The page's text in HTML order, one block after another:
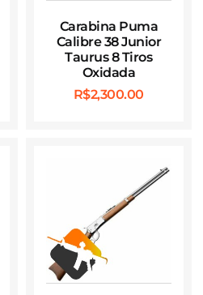
Carabina Puma
Calibre 38 Junior
Taurus 8 Tiros
Oxidada
R$2,300.00